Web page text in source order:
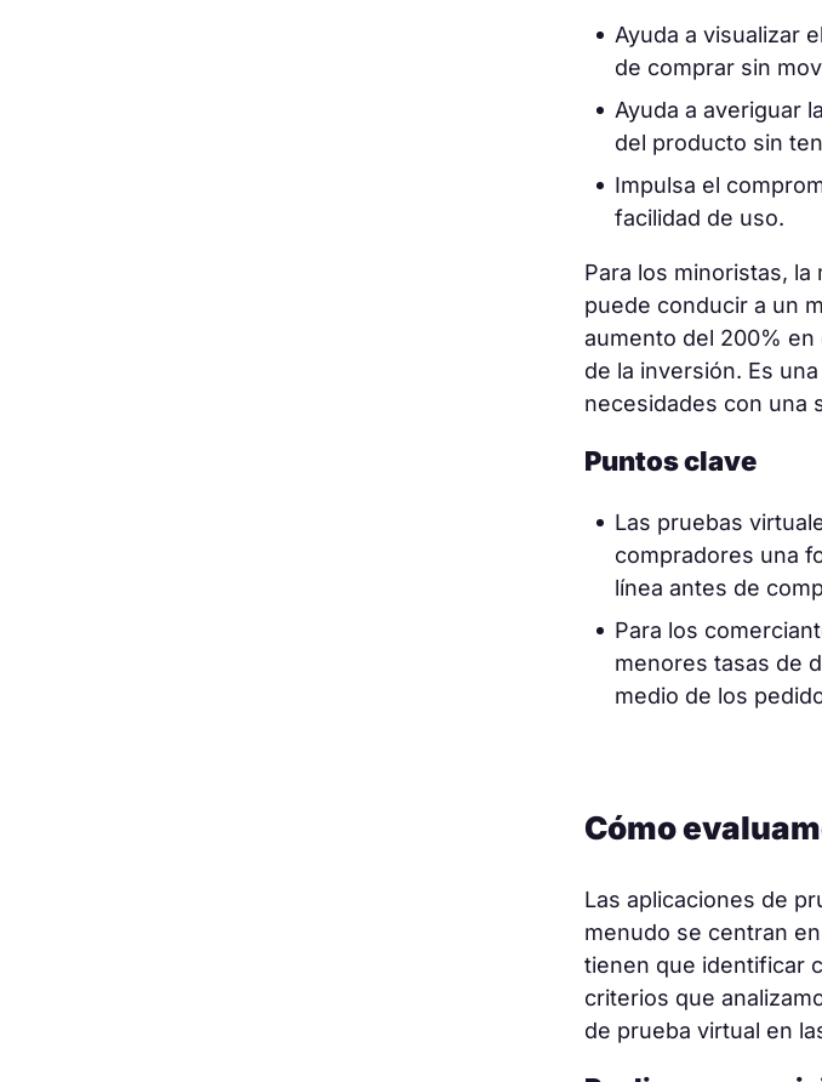
Ayuda a visualizar
de comprar sin
Ayuda a averiguar
del producto sin
Impulsa el
facilidad de uso.
Para los minoristas,
puede conducir a un
aumento del 200%
de la inversión. Es
necesidades con una
Puntos clave
Las pruebas
compradores una
línea antes de
Para los
menores tasas de
medio de los
Cómo
Las aplicaciones de
menudo se centran
tienen que identificar
criterios que
de prueba virtual en